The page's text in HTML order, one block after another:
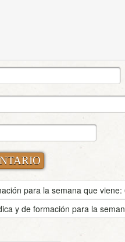
para la semana que
y de formación para la